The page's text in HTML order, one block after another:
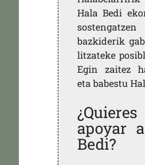
Hala Bedi
bazkiderik
litzateke
Egin zaitez
eta babestu
¿Quieres
apoyar
Bedi?